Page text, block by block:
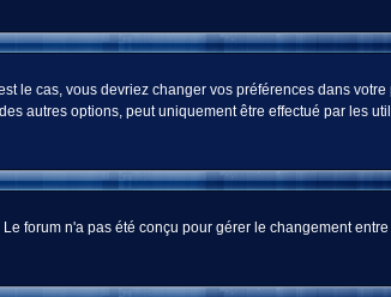
le cas, vous devriez changer vos préférences dans
autres options, peut uniquement être effectué par les
forum n'a pas été conçu pour gérer le changement